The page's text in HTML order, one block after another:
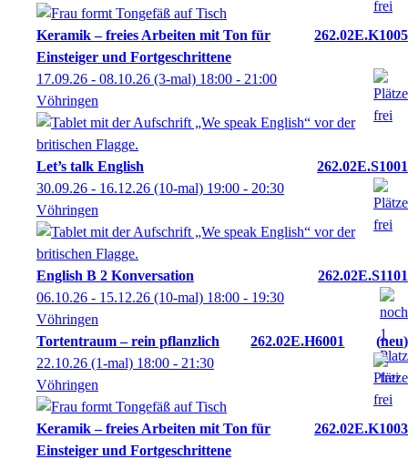
Keramik – freies Arbeiten mit Ton für
Einsteiger und Fortgeschrittene
262.02E.K1005
17.09.26 - 08.10.26 (3-mal) 18:00 - 21:00
Vöhringen
Let’s talk English
262.02E.S1001
30.09.26 - 16.12.26 (10-mal) 19:00 - 20:30
Vöhringen
English B 2 Konversation
262.02E.S1101
06.10.26 - 15.12.26 (10-mal) 18:00 - 19:30
Vöhringen
Tortentraum – rein pflanzlich
262.02E.H6001
neu
22.10.26 (1-mal) 18:00 - 21:30
Vöhringen
Keramik – freies Arbeiten mit Ton für
Einsteiger und Fortgeschrittene
262.02E.K1003